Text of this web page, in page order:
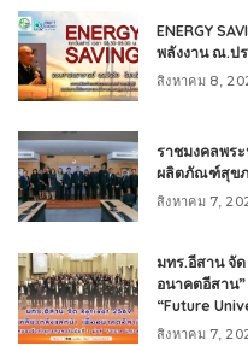
ENERGY
พลังงาน ณ.ป
สิงหาคม 8,
ราชมงคลพร
ผลิตภัณฑ์สุขภ
สิงหาคม 7,
มทร.อีสาน จั
อนาคตอีสาน
“Future
สิงหาคม 7,